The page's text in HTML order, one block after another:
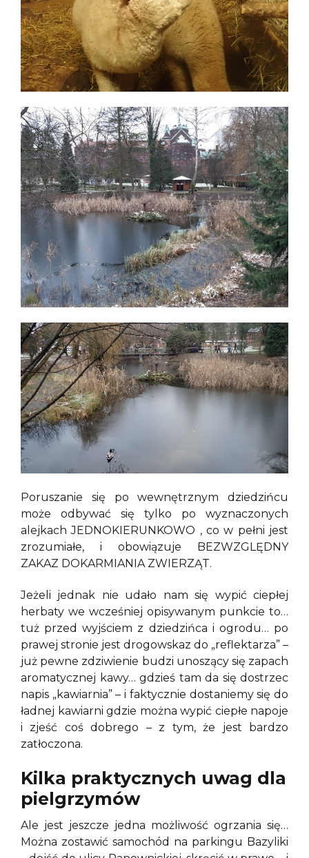
Poruszanie się po wewnętrznym dziedzińcu
może odbywać się tylko po wyznaczonych
alejkach JEDNOKIERUNKOWO , co w pełni jest
zrozumiałe, i obowiązuje BEZWZGLĘDNY
ZAKAZ DOKARMIANIA ZWIERZĄT.
Jeżeli jednak nie udało nam się wypić ciepłej
herbaty we wcześniej opisywanym punkcie to…
tuż przed wyjściem z dziedzińca i ogrodu… po
prawej stronie jest drogowskaz do „reflektarza” –
już pewne zdziwienie budzi unoszący się zapach
aromatycznej kawy… gdzieś tam da się dostrzec
napis „kawiarnia” – i faktycznie dostaniemy się do
ładnej kawiarni gdzie można wypić ciepłe napoje
i zjeść coś dobrego – z tym, że jest bardzo
zatłoczona.
Kilka praktycznych uwag dla
pielgrzymów
Ale jest jeszcze jedna możliwość ogrzania się…
Można zostawić samochód na parkingu Bazyliki